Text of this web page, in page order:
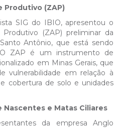
Produtivo (ZAP)
SIG do IBIO, apresentou o
(ZAP) preliminar da
Antônio, que está sendo
ZAP é um instrumento de
em Minas Gerais, que
vulnerabilidade em relação à
cobertura de solo e unidades
Nascentes e Matas Ciliares
da empresa Anglo